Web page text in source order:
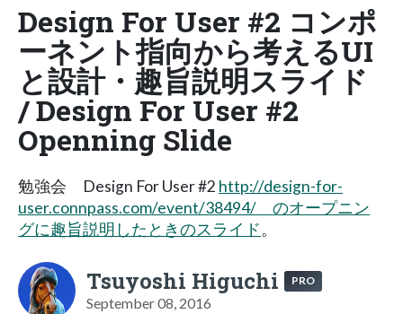
Design For User #2 コンポ
ーネント指向から考えるUI
と設計・趣旨説明スライド
/ Design For User #2
Openning Slide
勉強会 Design For User #2 http://design-for-
user.connpass.com/event/38494/ のオープニン
グに趣旨説明したときのスライド。
Tsuyoshi Higuchi PRO
September 08, 2016